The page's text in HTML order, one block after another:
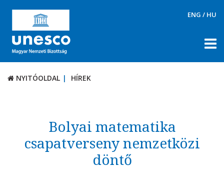
ENG / HU
NYITÓOLDAL HÍREK
DOKUMENTUMTÁR
PÁLYÁZATOK / DÍJAK
NYITÓOLDAL HÍREK
Bolyai matematika
csapatverseny nemzetközi
döntő